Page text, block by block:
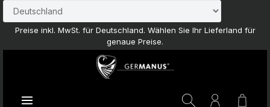
Zum Hauptinhalt springen
Preise inkl. MwSt. für Deutschland. Wählen Sie Ihr Lieferland für
genaue Preise.